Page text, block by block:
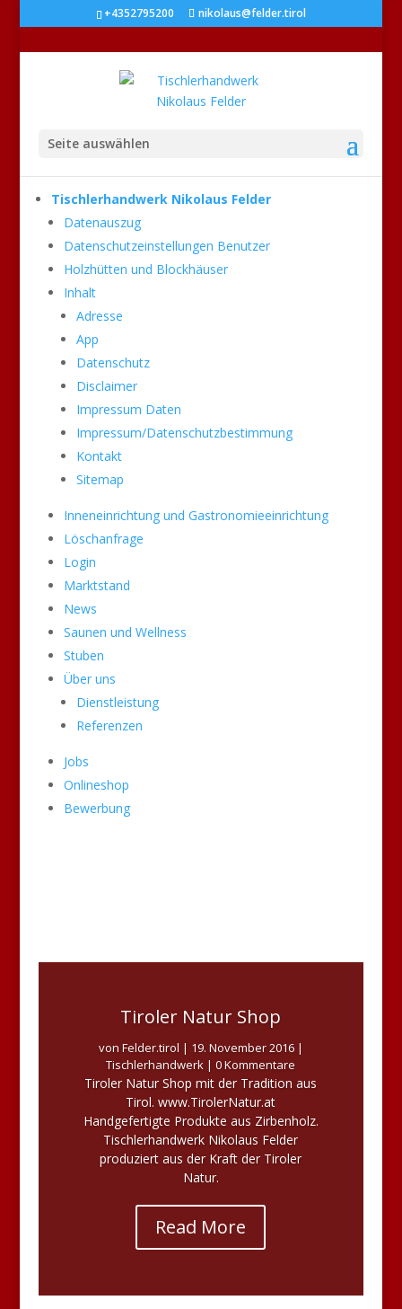
+4352795200 nikolaus@felder.tirol
Seite auswählen
Tischlerhandwerk Nikolaus Felder
Datenauszug
Datenschutzeinstellungen Benutzer
Holzhütten und Blockhäuser
Inhalt
Adresse
App
Datenschutz
Disclaimer
Impressum Daten
Impressum/Datenschutzbestimmung
Kontakt
Sitemap
Inneneinrichtung und Gastronomieeinrichtung
Löschanfrage
Login
Marktstand
News
Saunen und Wellness
Stuben
Über uns
Dienstleistung
Referenzen
Jobs
Onlineshop
Bewerbung
Tiroler Natur Shop
von Felder.tirol | 19. November 2016|
Tischlerhandwerk | 0 Kommentare
Tiroler Natur Shop mit der Tradition aus
Tirol. www.TirolerNatur.at
Handgefertigte Produkte aus Zirbenholz.
Tischlerhandwerk Nikolaus Felder
produziert aus der Kraft der Tiroler
Natur.
Read More